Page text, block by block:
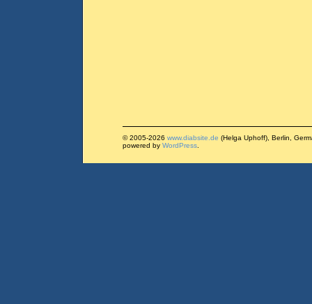
© 2005-2026 www.diabsite.de (Helga Uphoff), Berlin,
powered by WordPress.